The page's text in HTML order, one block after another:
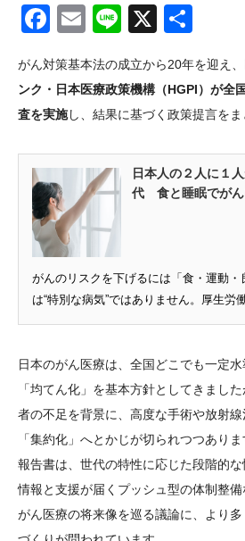
Facebook
EmailLine
X
がん対策基本法の成立から20年を迎え、
ンク・日本医療政策機構（HGPI）が全
査を実施し、結果に基づく政策提言をま
日本人の２人に１
代 食と睡眠でがん
がんのリスクを下げるには「食・運動・
は“特別な病気”ではありません。厚生労
日本のがん医療は、全国どこでも一定
「均てん化」を基本方針としてきまし
者の不足を背景に、高度な手術や放射
「集約化」へとかじが切られつつありま
報告書は、世代の特性に応じた段階的
情報と支援が届くプッシュ型の体制整備
がん医療の将来像を巡る議論に、より